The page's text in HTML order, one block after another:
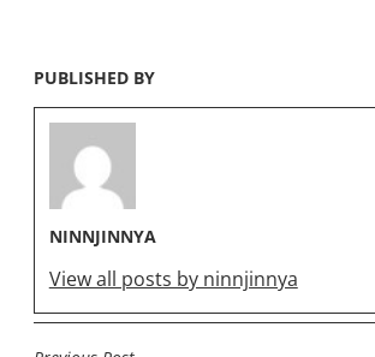
PUBLISHED BY
NINNJINNYA
View all posts by ninnjinnya